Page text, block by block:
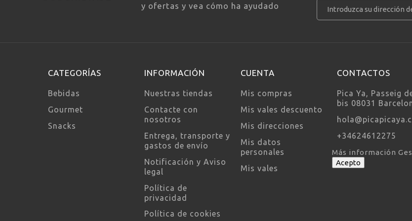
y ofertas y vea cómo ha ayudado
CATEGORÍAS
Bebidas
Gourmet
Snacks
INFORMACIÓN
Nuestras tiendas
Contacte con
nosotros
Entrega, transporte y
gastos de envío
Notificación y Aviso
legal
Política de
privacidad
Política de cookies
CUENTA
Mis compras
Mis vales descuento
Mis direcciones
Mis datos
personales
Mis vales
CONTACTOS
Pica Ya, Passeig
bis 08031
+34624612275
Más información
Acepto